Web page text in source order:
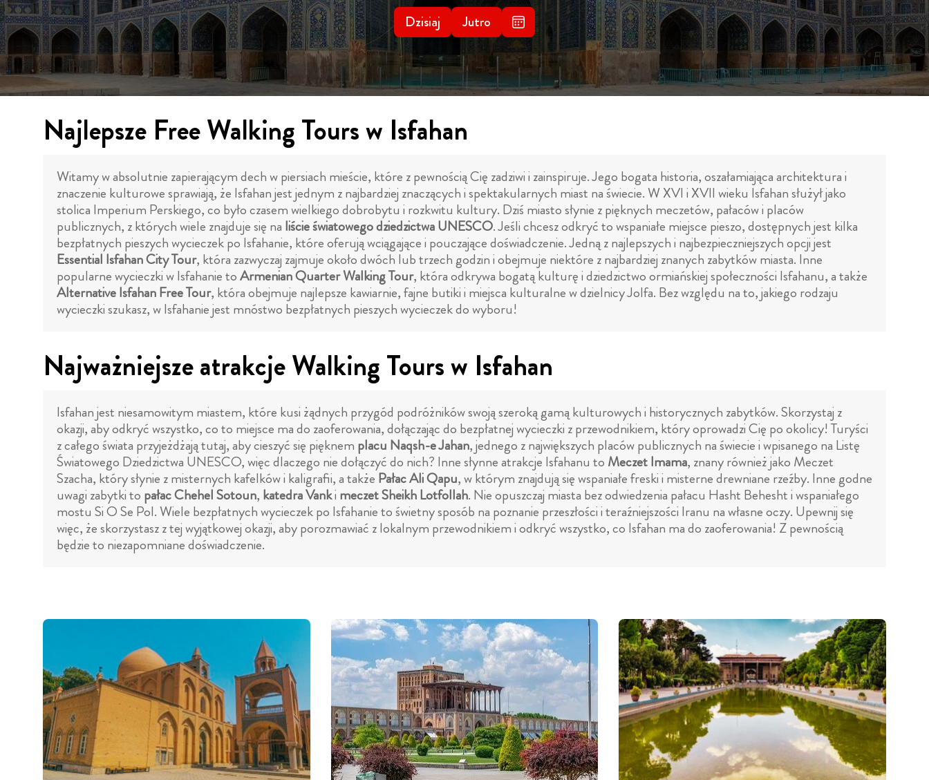
Dzisiaj Jutro
Najlepsze Free Walking Tours w Isfahan
Witamy w absolutnie zapierającym dech w piersiach mieście, które z pewnością Cię zadziwi i zainspiruje. Jego bogata historia, oszałamiająca architektura i
znaczenie kulturowe sprawiają, że Isfahan jest jednym z najbardziej znaczących i spektakularnych miast na świecie. W XVI i XVII wieku Isfahan służył jako
stolica Imperium Perskiego, co było czasem wielkiego dobrobytu i rozkwitu kultury. Dziś miasto słynie z pięknych meczetów, pałaców i placów
publicznych, z których wiele znajduje się na liście światowego dziedzictwa UNESCO. Jeśli chcesz odkryć to wspaniałe miejsce pieszo, dostępnych jest kilka
bezpłatnych pieszych wycieczek po Isfahanie, które oferują wciągające i pouczające doświadczenie. Jedną z najlepszych i najbezpieczniejszych opcji jest
Essential Isfahan City Tour, która zazwyczaj zajmuje około dwóch lub trzech godzin i obejmuje niektóre z najbardziej znanych zabytków miasta. Inne
popularne wycieczki w Isfahanie toArmenian Quarter Walking Tour, która odkrywa bogatą kulturę i dziedzictwo ormiańskiej społeczności Isfahanu, a także
Alternative Isfahan Free Tour, która obejmuje najlepsze kawiarnie, fajne butiki i miejsca kulturalne w dzielnicy Jolfa. Bez względu na to, jakiego rodzaju
wycieczki szukasz, w Isfahanie jest mnóstwo bezpłatnych pieszych wycieczek do wyboru!
Najważniejsze atrakcje Walking Tours w Isfahan
Isfahan jest niesamowitym miastem, które kusi żądnych przygód podróżników swoją szeroką gamą kulturowych i historycznych zabytków. Skorzystaj z
okazji, aby odkryć wszystko, co to miejsce ma do zaoferowania, dołączając do bezpłatnej wycieczki z przewodnikiem, który oprowadzi Cię po okolicy! Turyści
z całego świata przyjeżdżają tutaj, aby cieszyć się pięknem placu Naqsh-e Jahan, jednego z największych placów publicznych na świecie i wpisanego na Listę
Światowego Dziedzictwa UNESCO, więc dlaczego nie dołączyć do nich? Inne słynne atrakcje Isfahanu to Meczet Imama, znany również jako Meczet
Szacha, który słynie z misternych kafelków i kaligrafii, a także Pałac Ali Qapu, w którym znajdują się wspaniałe freski i misterne drewniane rzeźby. Inne godne
uwagi zabytki to pałac Chehel Sotoun, katedra Vanki meczet Sheikh Lotfollah. Nie opuszczaj miasta bez odwiedzenia pałacu Hasht Behesht i wspaniałego
mostu Si O Se Pol. Wiele bezpłatnych wycieczek po Isfahanie to świetny sposób na poznanie przeszłości i teraźniejszości Iranu na własne oczy. Upewnij się
więc, że skorzystasz z tej wyjątkowej okazji, aby porozmawiać z lokalnym przewodnikiem i odkryć wszystko, co Isfahan ma do zaoferowania! Z pewnością
będzie to niezapomniane doświadczenie.